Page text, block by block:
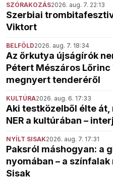
SZÓRAKOZÁS2026. aug. 7. 22:13
Szerbiai
Viktort
BELFÖLD2026. aug. 7. 18:34
Az őrkutya újságírók
Pétert Mészáros
megnyert tenderéről
KULTÚRA2026. aug. 6. 17:33
Aki testközelből élte
NER a kultúrában –
NYÍLT SISAK2026. aug. 7. 17:31
Paksról máshogyan: a
nyomában – a
Sisak